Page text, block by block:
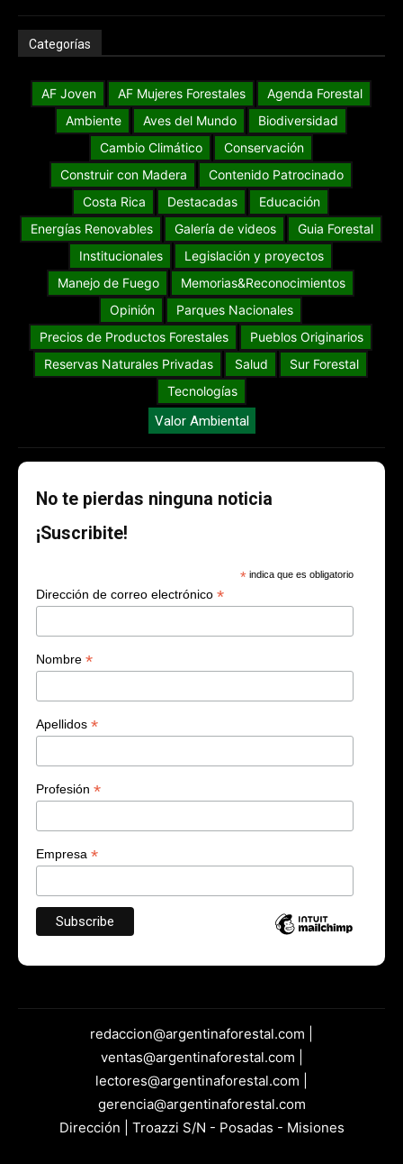
Categorías
AF Joven AF Mujeres Forestales
Agenda Forestal
Ambiente
Aves del Mundo
Biodiversidad
Cambio Climático
Conservación
Construir con Madera
Contenido Patrocinado
Costa Rica
Destacadas
Educación
Energías Renovables
Galería de videos
Guia Forestal
Institucionales
Legislación y proyectos
Manejo de Fuego
Memorias&Reconocimientos
Opinión
Parques Nacionales
Precios de Productos Forestales
Pueblos Originarios
Reservas Naturales Privadas
Salud
Sur Forestal
Tecnologías
Valor Ambiental
No te pierdas ninguna noticia
¡Suscribite!
* indica que es obligatorio
Dirección de correo electrónico *
Nombre *
Apellidos *
Profesión *
Empresa *
redaccion@argentinaforestal.com |
ventas@argentinaforestal.com |
lectores@argentinaforestal.com |
gerencia@argentinaforestal.com
Dirección | Troazzi S/N - Posadas - Misiones